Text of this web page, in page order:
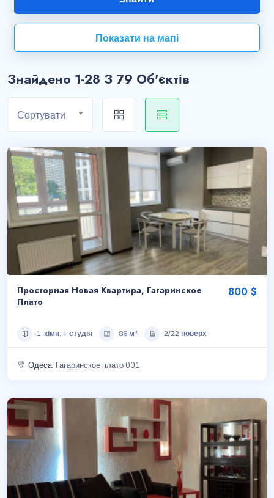
Показати на мапі
Знайдено 1-28 З 79 Об'єктів
Сортувати
Просторная Новая Квартира, Гагаринское
Плато
800 $
1-кімн. + студія 86 м² 2/22 поверх
Одеса , Гагаринское плато 001